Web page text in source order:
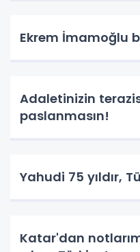
Ekrem İmamoğlu
Adaletinizin
paslanmasın!
Yahudi 75 yıldır,
Katar'dan